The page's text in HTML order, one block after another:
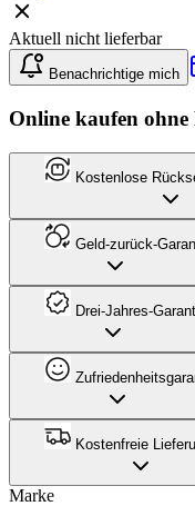
Aktuell nicht lieferbar
Benachrichtige mich
Online kaufen ohne
Kostenlose
Geld-zurück-
Drei-Jahres-
Kostenfreie
Marke